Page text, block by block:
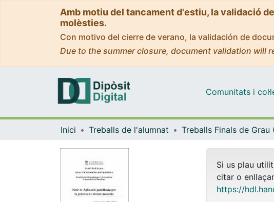
Amb motiu del tancament d'estiu, la validació
molèsties.
Con motivo del cierre de verano, la validación de
Due to the summer closure, document validation will
Comunitats i
Inici Treballs de l'alumnat
Si us plau
citar o
https://